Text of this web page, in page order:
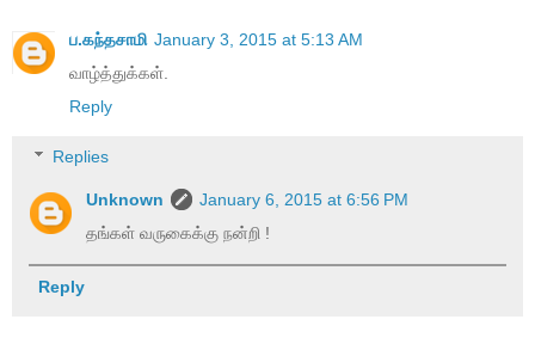
ப.கந்தசாமி January 3, 2015 at 5:13 AM
வாழ்த்துக்கள்.
Reply
Replies
Unknown
January 6, 2015 at 6:56 PM
தங்கள் வருகைக்கு நன்றி !
Reply